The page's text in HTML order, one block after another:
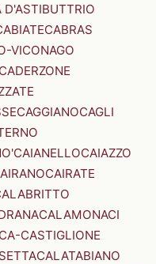
D'ASTIBUTTRIO
CABRAS
VICONAGO
CADERZONE
CAGGIANOCAGLI
CAIANELLOCAIAZZO
CAIRATE
CALAMONACI
CASTIGLIONE
CALATABIANO